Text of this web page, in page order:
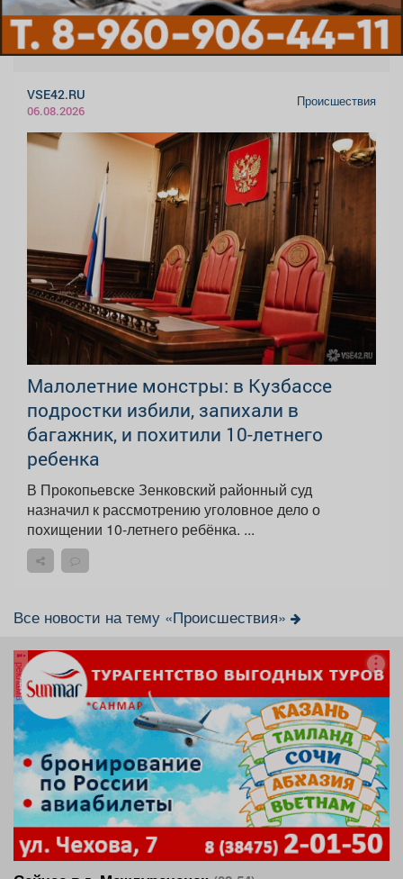
VSE42.RU
06.08.2026
Происшествия
Малолетние монстры: в Кузбассе
подростки избили, запихали в
багажник, и похитили 10-летнего
ребенка
В Прокопьевске Зенковский районный суд
назначил к рассмотрению уголовное дело о
похищении 10-летнего ребёнка. ...
Все новости на тему «Происшествия»
реклама